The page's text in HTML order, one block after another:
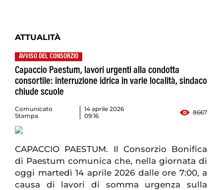
ATTUALITÀ
AVVISO DEL CONSORZIO
Capaccio Paestum, lavori urgenti alla condotta
consortile: interruzione idrica in varie località, sindaco
chiude scuole
Comunicato
Stampa
14 aprile 2026
09:16
8667
CAPACCIO PAESTUM. Il Consorzio Bonifica
di Paestum comunica che, nella giornata di
oggi martedì 14 aprile 2026 dalle ore 7:00, a
causa di lavori di somma urgenza sulla